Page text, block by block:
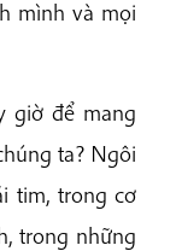
mình và mọi
giờ để mang
ta? Ngôi
tim, trong cơ
trong những